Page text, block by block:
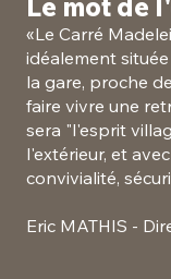
Le mot de
«Le Carré
idéalement
la gare, proche
faire vivre une
sera "l'esprit
l'extérieur, et
convivialité,
Eric MATHIS -